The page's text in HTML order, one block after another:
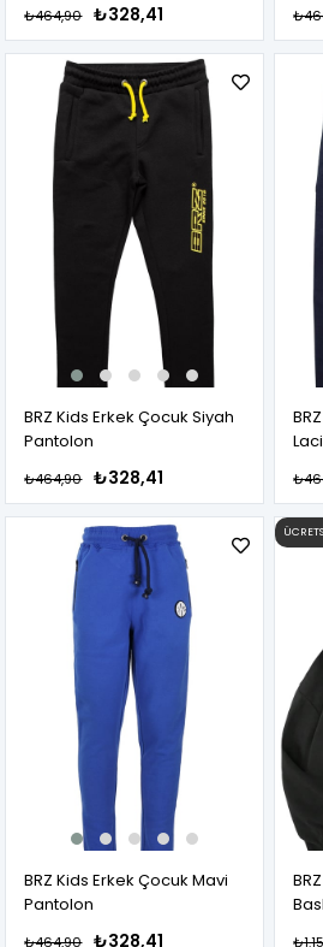
₺328,41
₺464,90
BRZ Kids Erkek Çocuk Siyah
Pantolon
₺328,41
₺464,90
BRZ Kids Erkek Çocuk Mavi
Pantolon
₺328,41
₺464,90